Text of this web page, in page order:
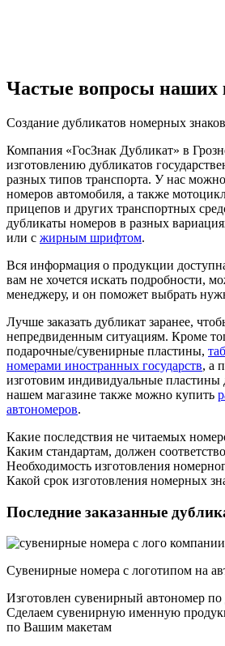
Частые вопросы наших
Создание дубликатов номерных
Компания «ГосЗнак Дубликат» в
изготовлению дубликатов
разных типов транспорта. У нас можно
номеров автомобиля, а также
прицепов и других транспортных
дубликаты номеров в разных
или с жирным шрифтом.
Вся информация о продукции
вам не хочется искать подробности,
менеджеру, и он поможет выбрать
Лучше заказать дубликат заранее,
непредвиденным ситуациям. Кроме
подарочные/сувенирные пластины,
номерами иностранных государств, а
изготовим индивидуальные пластины
нашем магазине также можно купить
автономеров.
Какие последствия не читаемых
Каким стандартам, должен
Необходимость изготовления
Какой срок изготовления номерных
Последние заказанные
Сувенирные номера с логотипом на
Изготовлен сувенирный автономер по
Сделаем сувенирную именную
по Вашим макетам